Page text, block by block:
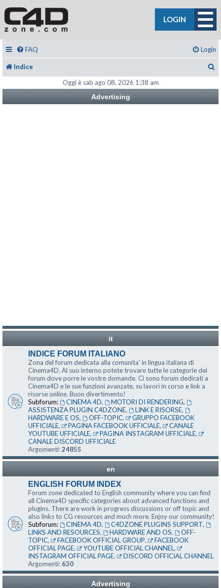
LOGIN
FAQ Login
Indice
Oggi è sab ago 08, 2026 1:38 am
Advertising
it
INDICE FORUM ITALIANO
Zona del forum dedicata alla comunita' in lingua italiana di
Cinema4D. Al suo interno potete trovare tutte le categorie dei
forum dove porre le vostre domande. Ci sono forum dedicati a
Cinema4D e le sue funzioni avanzate, su lavori in corso e link a
risorse online. Buon divertimento!
Subforum:
CINEMA 4D, MOTORI DI RENDERING,
ASSISTENZA PLUGIN C4DZONE, LINK E RISORSE,
HARDWARE E OS, OFF-TOPIC,
GRUPPO FACEBOOK
UFFICIALE, PAGINA FACEBOOK UFFICIALE,
CANALE
YOUTUBE UFFICIALE, PAGINA INSTAGRAM UFFICIALE,
CANALE DISCORD UFFICIALE
Argomenti:24855
en
ENGLISH FORUM INDEX
Forum zone dedicated to English community where you can find
all Cinema4D specific categories about advanced functions and
plugins. There are work in progress discussions or off topic and
also links to CG resources and much more. Enjoy our community!
Subforum:
CINEMA 4D, C4DZONE PLUGINS SUPPORT,
LINKS AND RESOURCES, HARDWARE AND OS,
OFF-
TOPIC, FACEBOOK OFFICIAL GROUP,
FACEBOOK
OFFICIAL PAGE, YOUTUBE OFFICIAL CHANNEL,
INSTAGRAM OFFICIAL PAGE,
DISCORD OFFICIAL CHANNEL
Argomenti: 630
Advertising